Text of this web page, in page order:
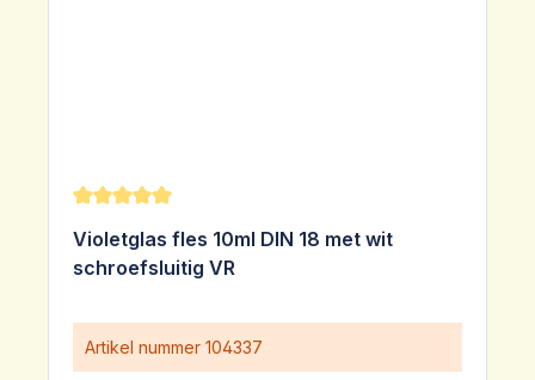
Gemiddelde waardering van 5 van 5 sterren
Violetglas fles 10ml DIN 18 met wit
schroefsluitig VR
Artikel nummer 104337